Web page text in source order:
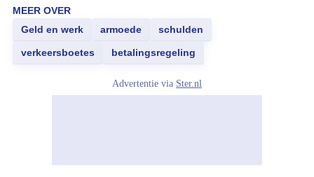
MEER OVER
Geld en werk
armoede schulden
verkeersboetes betalingsregeling
Advertentie via Ster.nl